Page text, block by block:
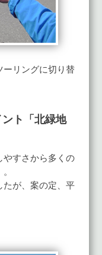
ーリングに切り替
ト「北緑地
やすさから多くの
。
たが、案の定、平